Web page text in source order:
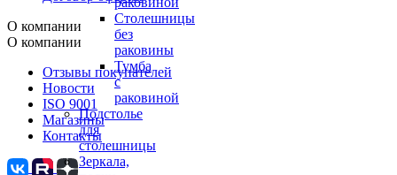
Столешницы
без
раковины
Тумба
с
раковиной
Подстолье
для
столешницы
Зеркала,
О компании
О компании
Отзывы покупателей
Новости
ISO 9001
Магазины
Контакты